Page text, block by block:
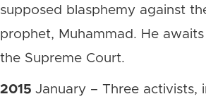
supposed blasphemy against
prophet, Muhammad. He
the Supreme Court.
2015 January – Three activists,